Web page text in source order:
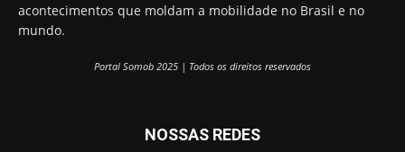
acontecimentos que moldam a mobilidade no Brasil e no
mundo.
Portal Somob 2025 | Todos os direitos reservados
NOSSAS REDES